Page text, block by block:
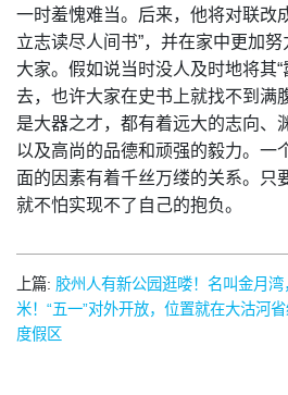
一时羞愧难当。后来，他将对联改
立志读尽人间书”，并在家中更加
大家。假如说当时没人及时地将其
去，也许大家在史书上就找不到满
是大器之才，都有着远大的志向、
以及高尚的品德和顽强的毅力。一
面的因素有着千丝万缕的关系。只
就不怕实现不了自己的抱负。
上篇: 胶州人有新公园逛喽！名叫金月
米！“五一”对外开放，位置就在大沽河
度假区